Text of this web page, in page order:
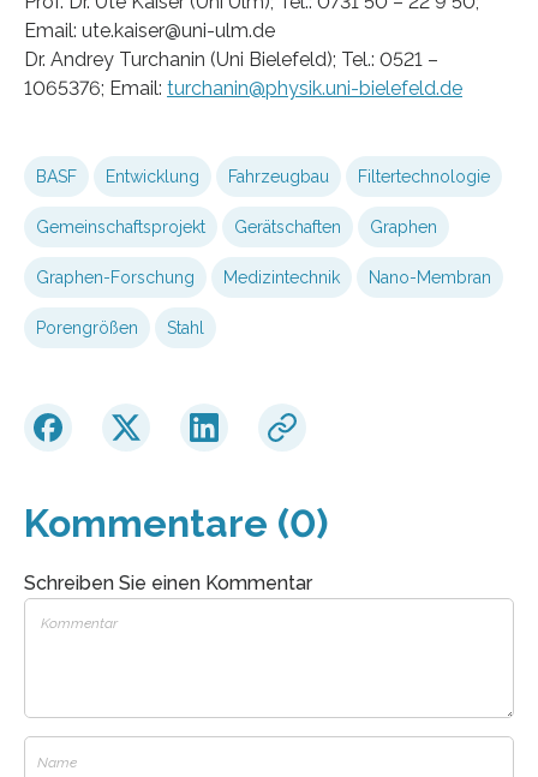
Email: ute.kaiser@uni-ulm.de
Dr. Andrey Turchanin (Uni Bielefeld); Tel.: 0521 –
1065376; Email: turchanin@physik.uni-bielefeld.de
BASF Entwicklung Fahrzeugbau Filtertechnologie
Gemeinschaftsprojekt Gerätschaften Graphen
Graphen-Forschung Medizintechnik Nano-Membran
Porengrößen Stahl
Kommentare (0)
Schreiben Sie einen Kommentar